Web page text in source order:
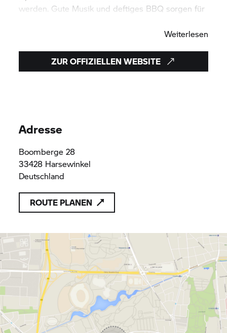
werden. Gute Musik und deftiges BBQ sorgen für
Weiterlesen
ZUR OFFIZIELLEN WEBSITE
Adresse
Boomberge 28
33428 Harsewinkel
Deutschland
ROUTE PLANEN